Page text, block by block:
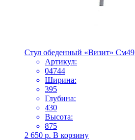
Стул обеденный «Визит» См49
Артикул:
04744
Ширина:
395
Глубина:
430
Высота:
875
2 650 р. В корзину